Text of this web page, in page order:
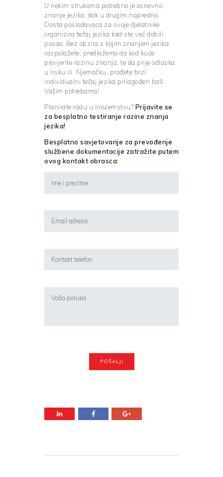
U nekim strukama potrebno je osnovno
znanje jezika, dok u drugim napredno.
Dosta poslodavaca za svoje djelatnike
organizira tečaj jezika kad ste već dobili
posao. Bez obzira s kojim znanjem jezika
raspolažete, predlažemo da kod kuće
provjerite razinu znanja, te da prije odlaska
u Irsku ili Njemačku, prođete brzi
individualni tečaj jezika prilagođen baš
Vašim potrebama!
Planirate radu u inozemstvu? Prijavite se
za besplatno testiranje razine znanja
jezika!
Besplatno savjetovanje za prevođenje
službene dokumentacije zatražite putem
ovog kontakt obrasca: